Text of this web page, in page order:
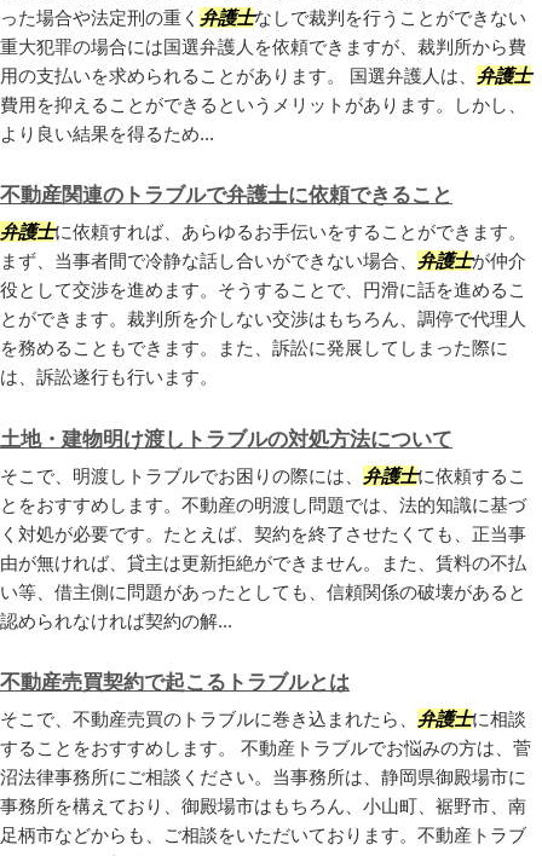
った場合や法定刑の重く 弁護士なしで裁判を行うことができない
重大犯罪の場合には国選弁護人を依頼できますが、裁判所から費
用の支払いを求められることがあります。 国選弁護人は、 弁護士
費用を抑えることができるというメリットがあります。しかし、
より良い結果を得るため...
不動産関連のトラブルで弁護士に依頼できること
弁護士に依頼すれば、あらゆるお手伝いをすることができます。
まず、当事者間で冷静な話し合いができない場合、 弁護士が仲介
役として交渉を進めます。そうすることで、円滑に話を進めるこ
とができます。裁判所を介しない交渉はもちろん、調停で代理人
を務めることもできます。また、訴訟に発展してしまった際に
は、訴訟遂行も行います。
土地・建物明け渡しトラブルの対処方法について
そこで、明渡しトラブルでお困りの際には、 弁護士に依頼するこ
とをおすすめします。不動産の明渡し問題では、法的知識に基づ
く対処が必要です。たとえば、契約を終了させたくても、正当事
由が無ければ、貸主は更新拒絶ができません。また、賃料の不払
い等、借主側に問題があったとしても、信頼関係の破壊があると
認められなければ契約の解...
不動産売買契約で起こるトラブルとは
そこで、不動産売買のトラブルに巻き込まれたら、 弁護士に相談
することをおすすめします。 不動産トラブルでお悩みの方は、菅
沼法律事務所にご相談ください。当事務所は、静岡県御殿場市に
事務所を構えており、御殿場市はもちろん、小山町、裾野市、南
足柄市などからも、ご相談をいただいております。不動産トラブ